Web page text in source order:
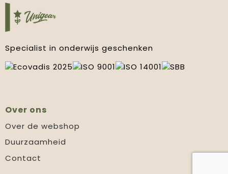
Specialist in onderwijs geschenken
Over ons
Over de webshop
Duurzaamheid
Contact